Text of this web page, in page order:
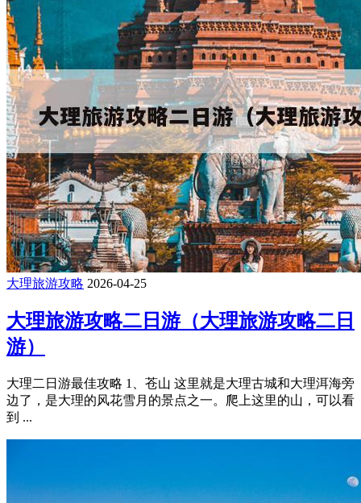
大理旅游攻略 2026-04-25
大理旅游攻略二日游（大理旅游攻略二日
游）
大理二日游最佳攻略 1、苍山 这里就是大理古城和大理洱海旁
边了，是大理的风花雪月的景点之一。爬上这里的山，可以看
到 ...